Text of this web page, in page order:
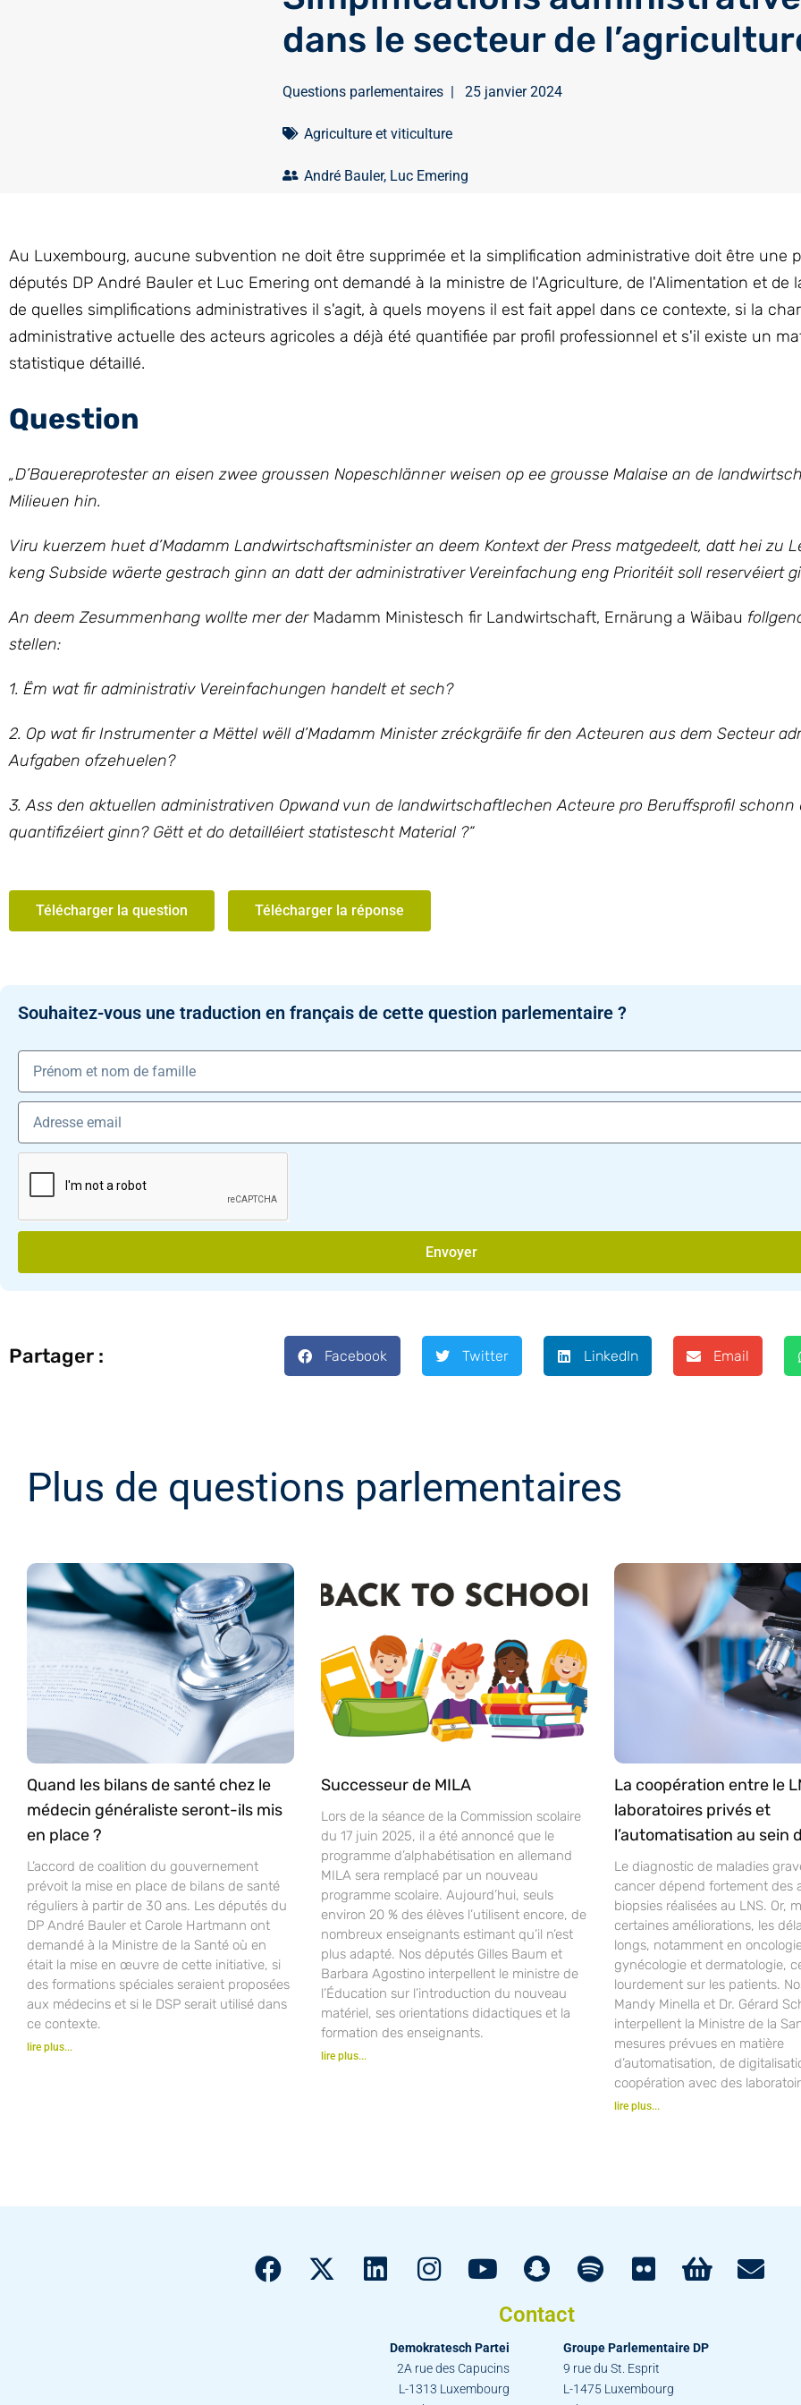
dans le secteur de
Questions parlementaires| 25 janvier 2024
Agriculture et viticulture
André Bauler, Luc Emering
Au Luxembourg, aucune subvention ne doit être supprimée et la simplification administrative doit être une
députés DP André Bauler et Luc Emering ont demandé à la ministre de l'Agriculture, de l'Alimentation et de
de quelles simplifications administratives il s'agit, à quels moyens il est fait appel dans ce contexte, si la
administrative actuelle des acteurs agricoles a déjà été quantifiée par profil professionnel et s'il existe un
statistique détaillé.
Question
„D’Bauereprotester an eisen zwee groussen Nopeschlänner weisen op ee grousse Malaise an de
Milieuen hin.
Viru kuerzem huet d’Madamm Landwirtschaftsminister an deem Kontext der Press matgedeelt, datt hei zu
keng Subside wäerte gestrach ginn an datt der administrativer Vereinfachung eng Prioritéit soll reservéiert
An deem Zesummenhang wollte mer der Madamm Ministesch fir Landwirtschaft, Ernärung a Wäibau
stellen:
1. Ëm wat fir administrativ Vereinfachungen handelt et sech?
2. Op wat fir Instrumenter a Mëttel wëll d’Madamm Minister zréckgräife fir den Acteuren aus dem Secteur
Aufgaben ofzehuelen?
3. Ass den aktuellen administrativen Opwand vun de landwirtschaftlechen Acteure pro Beruffsprofil schonn
quantifizéiert ginn? Gëtt et do detailléiert statistescht Material ?“
Télécharger la question Télécharger la réponse
Souhaitez-vous une traduction en français de cette question parlementaire ?
Envoyer
Partager : Facebook Twitter LinkedIn Email
Plus de questions parlementaires
Quand les bilans de santé chez le
médecin généraliste seront-ils mis
en place ?
L’accord de coalition du gouvernement
prévoit la mise en place de bilans de santé
réguliers à partir de 30 ans. Les députés du
DP André Bauler et Carole Hartmann ont
demandé à la Ministre de la Santé où en
était la mise en œuvre de cette initiative, si
des formations spéciales seraient proposées
aux médecins et si le DSP serait utilisé dans
ce contexte.
lire plus...
Successeur de MILA
Lors de la séance de la Commission scolaire
du 17 juin 2025, il a été annoncé que le
programme d’alphabétisation en allemand
MILA sera remplacé par un nouveau
programme scolaire. Aujourd’hui, seuls
environ 20 % des élèves l’utilisent encore, de
nombreux enseignants estimant qu’il n’est
plus adapté. Nos députés Gilles Baum et
Barbara Agostino interpellent le ministre de
l’Éducation sur l’introduction du nouveau
matériel, ses orientations didactiques et la
formation des enseignants.
lire plus...
La coopération entre le
laboratoires privés et
l’automatisation au sein
Le diagnostic de maladies
cancer dépend fortement des
biopsies réalisées au LNS. Or,
certaines améliorations, les
longs, notamment en
gynécologie et dermatologie,
lourdement sur les patients.
Mandy Minella et Dr. Gérard
interpellent la Ministre de la
mesures prévues en matière
d’automatisation, de
coopération avec des
lire plus...
Contact
Demokratesch Partei
2A rue des Capucins
L-1313 Luxembourg
Groupe Parlementaire DP
9 rue du St. Esprit
L-1475 Luxembourg